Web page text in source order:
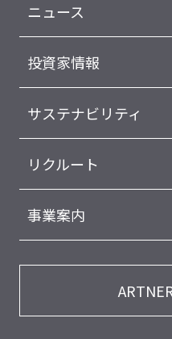
ニュース
投資家情報
サステナビリティ
リクルート
事業案内